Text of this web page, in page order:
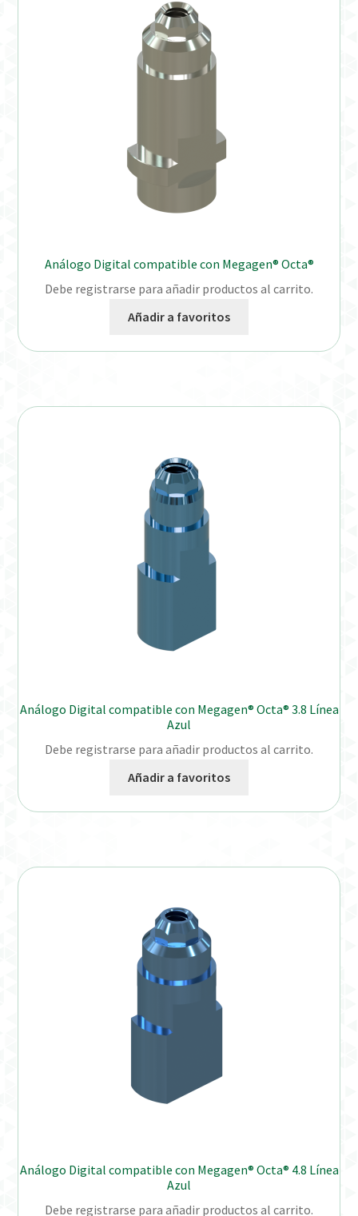
Análogo Digital compatible con Megagen® Octa®
Debe registrarse para añadir productos al carrito.
Añadir a favoritos
Análogo Digital compatible con Megagen® Octa® 3.8 Línea
Azul
Debe registrarse para añadir productos al carrito.
Añadir a favoritos
Análogo Digital compatible con Megagen® Octa® 4.8 Línea
Azul
Debe registrarse para añadir productos al carrito.